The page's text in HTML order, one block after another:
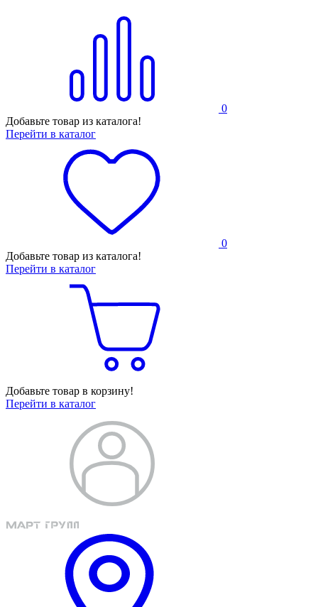
0
Добавьте товар из каталога!
Перейти в каталог
0
Добавьте товар из каталога!
Перейти в каталог
Добавьте товар в корзину!
Перейти в каталог